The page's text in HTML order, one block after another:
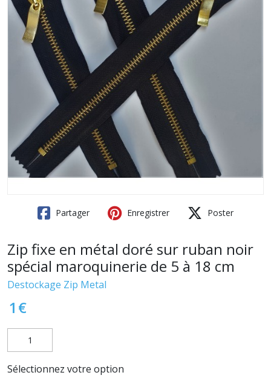
Partager Enregistrer Poster
Zip fixe en métal doré sur ruban noir
spécial maroquinerie de 5 à 18 cm
Destockage Zip Metal
1 €
Sélectionnez votre option